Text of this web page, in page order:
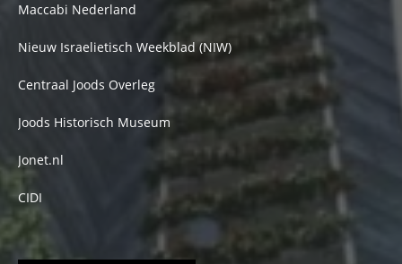
Maccabi Nederland
Nieuw Israelietisch Weekblad (NIW)
Centraal Joods Overleg
Joods Historisch Museum
Jonet.nl
CIDI